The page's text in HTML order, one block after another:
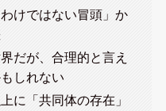
わけではない冒頭」か
だが、合理的と言え
しれない
に「共同体の存在」